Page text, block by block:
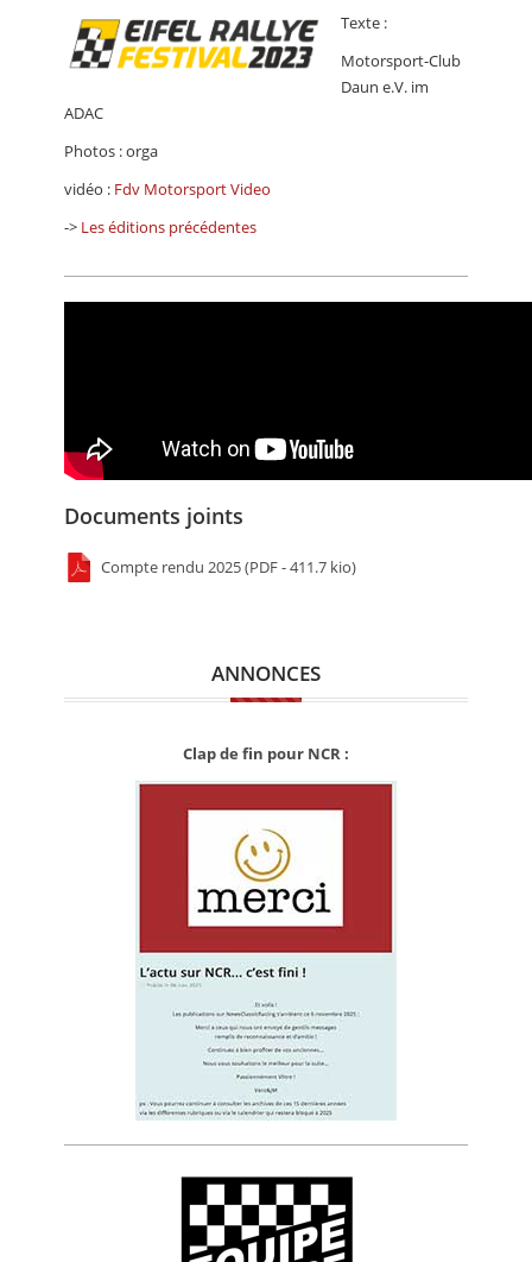
Texte :
Motorsport-Club
Daun e.V. im
ADAC
Photos : orga
vidéo : Fdv Motorsport Video
-> Les éditions précédentes
Documents joints
Compte rendu 2025 (PDF - 411.7 kio)
ANNONCES
Clap de fin pour NCR :